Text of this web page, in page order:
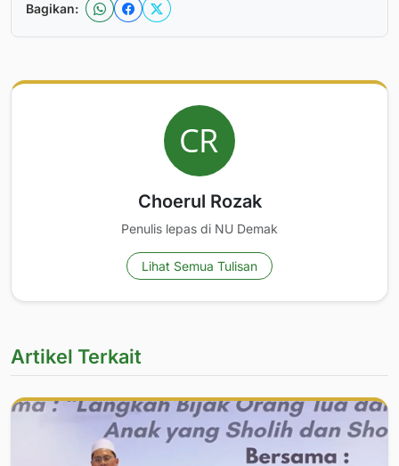
Bagikan:
Choerul Rozak
Penulis lepas di NU Demak
Lihat Semua Tulisan
Artikel Terkait